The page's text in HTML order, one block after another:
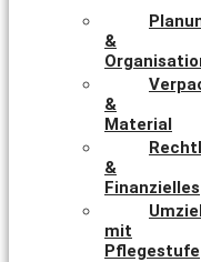
&
&
Material
&
Finanzielles
mit
Pflegestufe